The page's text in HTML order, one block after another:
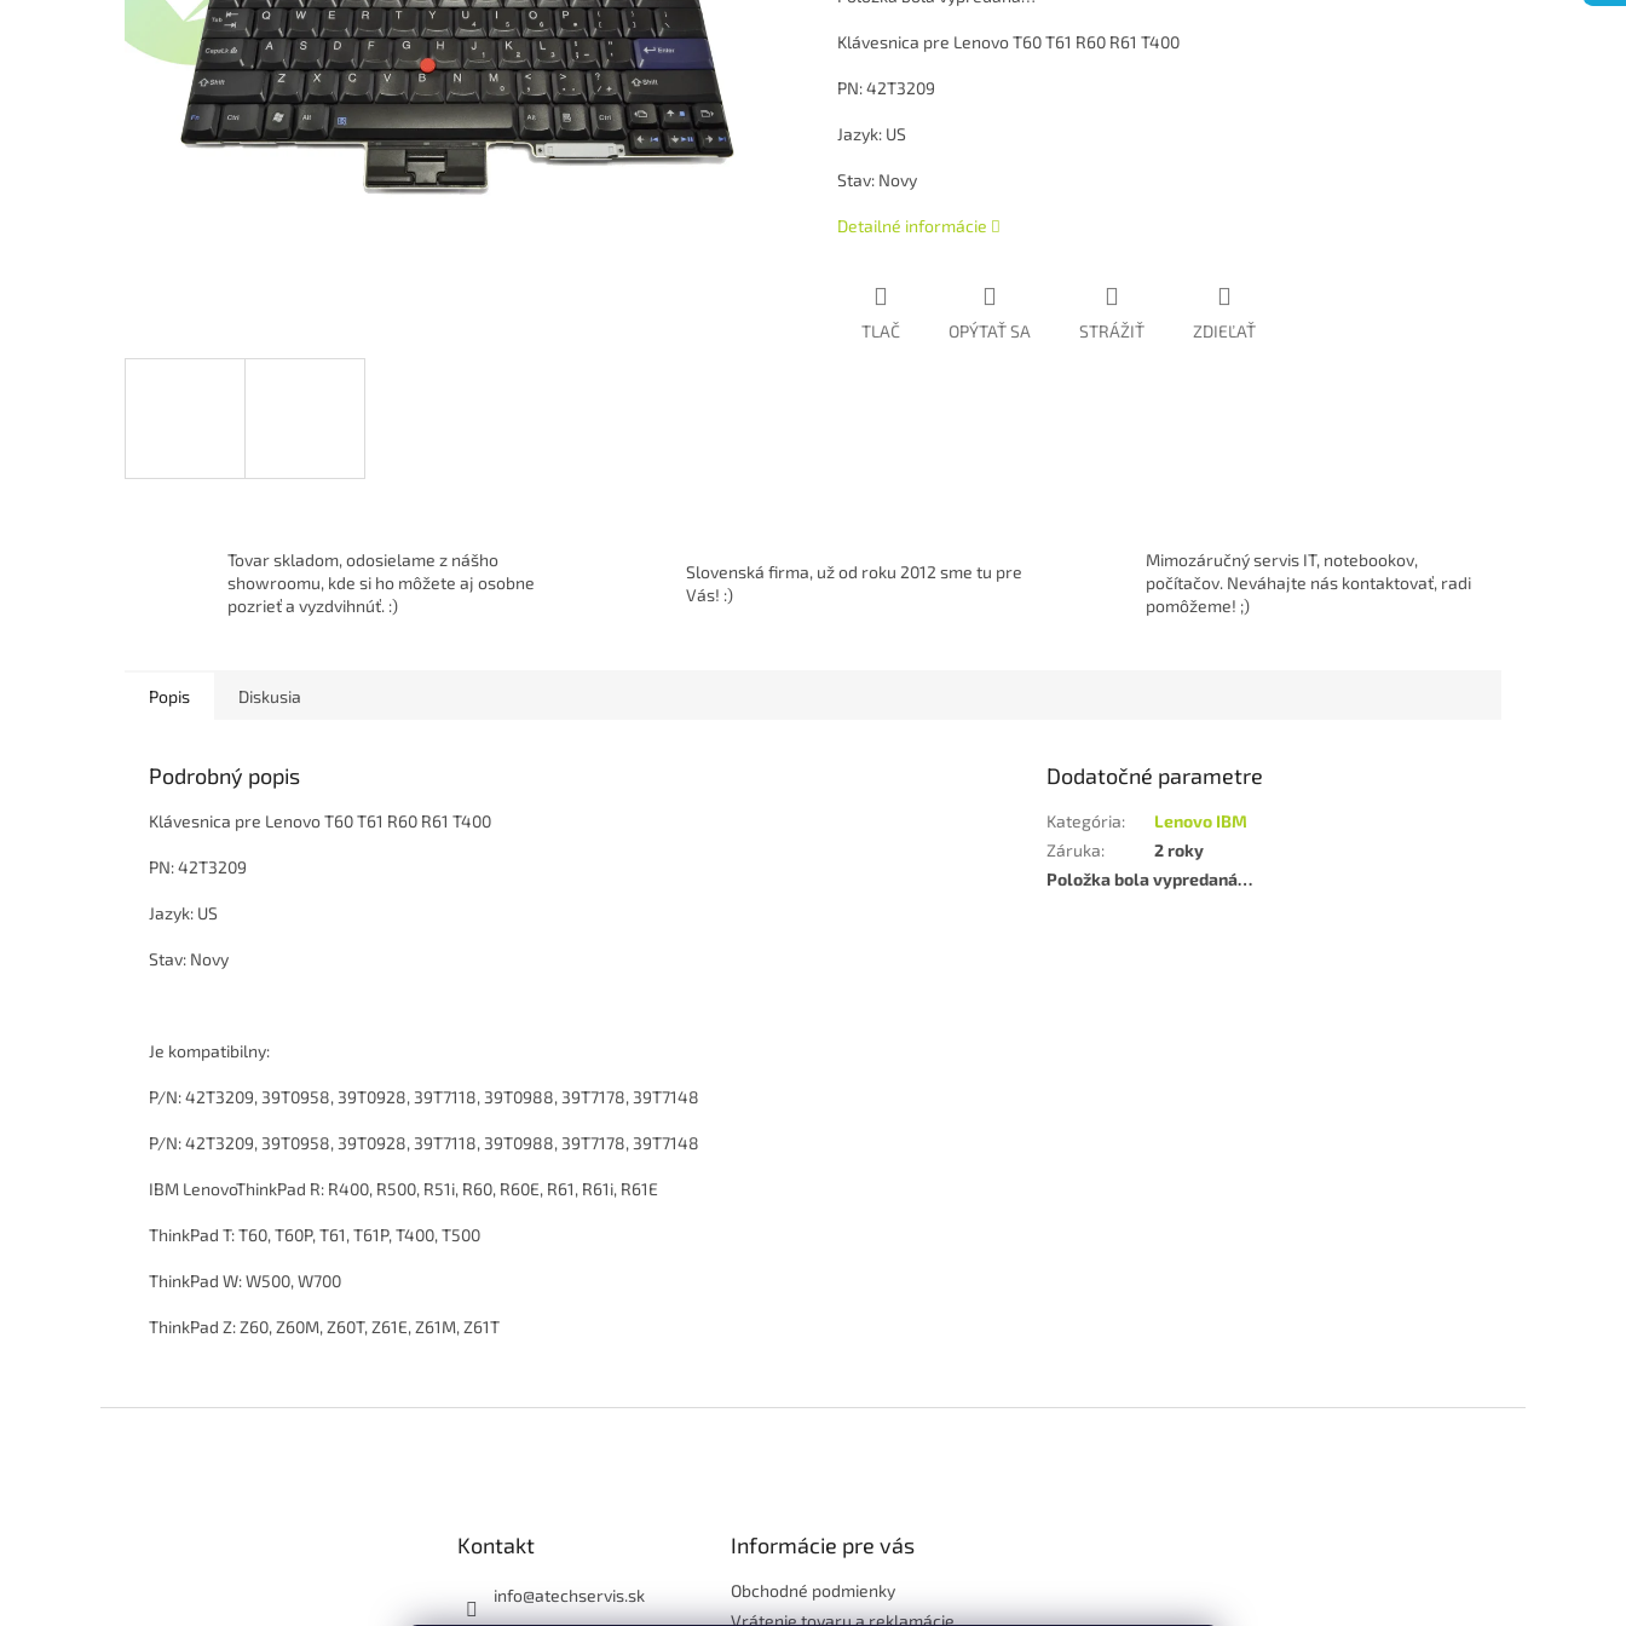
Klávesnica pre Lenovo T60 T61 R60 R61 T400
PN: 42T3209
Jazyk: US
Stav: Novy
Detailné informácie
TLAČ OPÝTAŤ SA STRÁŽIŤ ZDIEĽAŤ
Tovar skladom, odosielame z nášho
showroomu, kde si ho môžete aj osobne
pozrieť a vyzdvihnúť. :)
Slovenská firma, už od roku 2012 sme tu pre
Vás! :)
Mimozáručný servis IT, notebookov,
počítačov. Neváhajte nás kontaktovať, radi
pomôžeme! ;)
Popis Diskusia
Podrobný popis
Klávesnica pre Lenovo T60 T61 R60 R61 T400
PN: 42T3209
Jazyk: US
Stav: Novy
Je kompatibilny:
P/N: 42T3209, 39T0958, 39T0928, 39T7118, 39T0988, 39T7178, 39T7148
P/N: 42T3209, 39T0958, 39T0928, 39T7118, 39T0988, 39T7178, 39T7148
IBM LenovoThinkPad R: R400, R500, R51i, R60, R60E, R61, R61i, R61E
ThinkPad T: T60, T60P, T61, T61P, T400, T500
ThinkPad W: W500, W700
ThinkPad Z: Z60, Z60M, Z60T, Z61E, Z61M, Z61T
Dodatočné parametre
Kategória:
Lenovo IBM
Záruka:
2 roky
Položka bola vypredaná…
Kontakt
info@atechservis.sk
Informácie pre vás
Obchodné podmienky
Vrátenie tovaru a reklamácie